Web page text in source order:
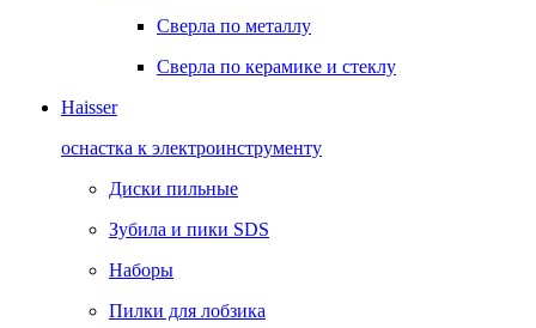
Сверла по металлу
Сверла по керамике и стеклу
Haisser
оснастка к электроинструменту
Диски пильные
Зубила и пики SDS
Наборы
Пилки для лобзика